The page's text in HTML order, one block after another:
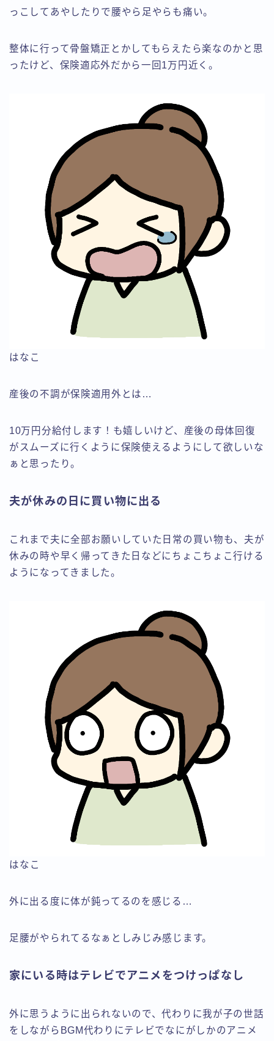
っこしてあやしたりで腰やら足やらも痛い。
整体に行って骨盤矯正とかしてもらえたら楽なのかと思
ったけど、保険適応外だから一回1万円近く。
はなこ
産後の不調が保険適用外とは…
10万円分給付します！も嬉しいけど、産後の母体回復
がスムーズに行くように保険使えるようにして欲しいな
ぁと思ったり。
夫が休みの日に買い物に出る
これまで夫に全部お願いしていた日常の買い物も、夫が
休みの時や早く帰ってきた日などにちょこちょこ行ける
ようになってきました。
はなこ
外に出る度に体が鈍ってるのを感じる…
足腰がやられてるなぁとしみじみ感じます。
家にいる時はテレビでアニメをつけっぱなし
外に思うように出られないので、代わりに我が子の世話
をしながらBGM代わりにテレビでなにがしかのアニメ